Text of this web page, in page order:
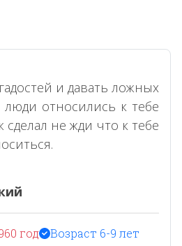
и давать ложных
относились к тебе
не жди что к тебе
год Возраст 6-9 лет